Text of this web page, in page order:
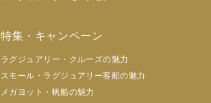
特集・キャンペーン
ラグジュアリー・クルーズの魅力
スモール・ラグジュアリー客船の魅力
メガヨット・帆船の魅力